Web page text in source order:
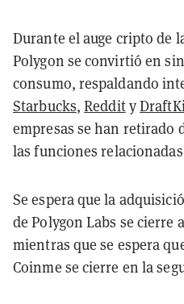
Durante el auge cripto de
Polygon se convirtió en
consumo, respaldando
Starbucks,Reddity
empresas se han retirado
las funciones
Se espera que la
de Polygon Labs se cierre
mientras que se espera
Coinme se cierre en la